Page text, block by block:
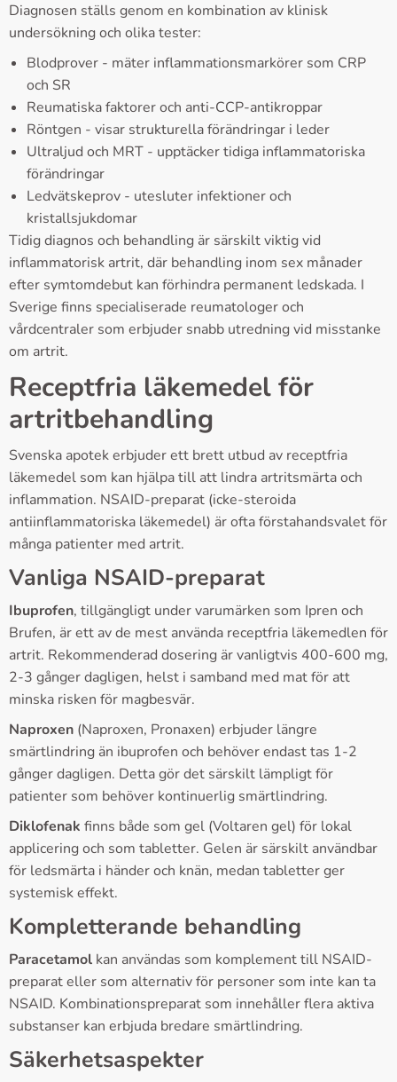
Diagnosen ställs genom en kombination av klinisk
undersökning och olika tester:
Blodprover - mäter inflammationsmarkörer som CRP
och SR
Reumatiska faktorer och anti-CCP-antikroppar
Röntgen - visar strukturella förändringar i leder
Ultraljud och MRT - upptäcker tidiga inflammatoriska
förändringar
Ledvätskeprov - utesluter infektioner och
kristallsjukdomar
Tidig diagnos och behandling är särskilt viktig vid
inflammatorisk artrit, där behandling inom sex månader
efter symtomdebut kan förhindra permanent ledskada. I
Sverige finns specialiserade reumatologer och
vårdcentraler som erbjuder snabb utredning vid misstanke
om artrit.
Receptfria läkemedel för
artritbehandling
Svenska apotek erbjuder ett brett utbud av receptfria
läkemedel som kan hjälpa till att lindra artritsmärta och
inflammation. NSAID-preparat (icke-steroida
antiinflammatoriska läkemedel) är ofta förstahandsvalet för
många patienter med artrit.
Vanliga NSAID-preparat
Ibuprofen, tillgängligt under varumärken som Ipren och
Brufen, är ett av de mest använda receptfria läkemedlen för
artrit. Rekommenderad dosering är vanligtvis 400-600 mg,
2-3 gånger dagligen, helst i samband med mat för att
minska risken för magbesvär.
Naproxen (Naproxen, Pronaxen) erbjuder längre
smärtlindring än ibuprofen och behöver endast tas 1-2
gånger dagligen. Detta gör det särskilt lämpligt för
patienter som behöver kontinuerlig smärtlindring.
Diklofenak finns både som gel (Voltaren gel) för lokal
applicering och som tabletter. Gelen är särskilt användbar
för ledsmärta i händer och knän, medan tabletter ger
systemisk effekt.
Kompletterande behandling
Paracetamol kan användas som komplement till NSAID-
preparat eller som alternativ för personer som inte kan ta
NSAID. Kombinationspreparat som innehåller flera aktiva
substanser kan erbjuda bredare smärtlindring.
Säkerhetsaspekter